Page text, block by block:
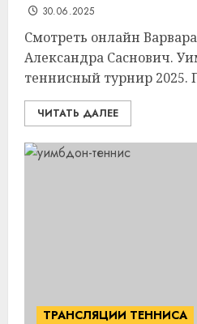
30.06.2025
Смотреть онлайн
Александра Саснович.
теннисный турнир 2025.
ЧИТАТЬ ДАЛЕЕ
ТРАНСЛЯЦИИ ТЕННИСА